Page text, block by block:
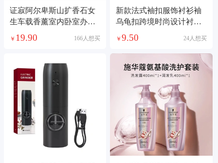
证寂阿尔卑斯山扩香石女
生车载香薰室内卧室办公
室高级中式摆件
￥ 19.90 166人想买
新款法式袖扣服饰衬衫袖
乌龟扣跨境时尚设计衬衫
领口钮扣底托配件
￥9.50 24人想买